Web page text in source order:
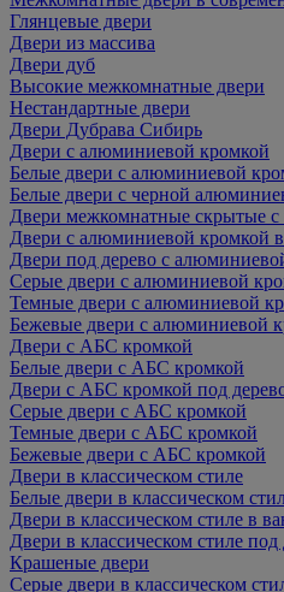
Глянцевые двери
Двери из массива
Двери дуб
Высокие межкомнатные двери
Нестандартные двери
Двери Дубрава Сибирь
Двери с алюминиевой кромкой
Белые двери с алюминиевой
Белые двери с черной
Двери межкомнатные скрытые
Двери с алюминиевой кромкой
Двери под дерево с
Серые двери с алюминиевой
Темные двери с алюминиевой
Бежевые двери с алюминиевой
Двери с АБС кромкой
Белые двери с АБС кромкой
Двери с АБС кромкой под
Серые двери с АБС кромкой
Темные двери с АБС кромкой
Бежевые двери с АБС кромкой
Двери в классическом стиле
Белые двери в классическом
Двери в классическом стиле в
Двери в классическом стиле под
Крашеные двери
Серые двери в классическом